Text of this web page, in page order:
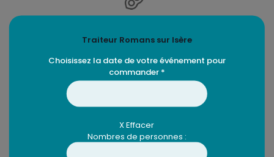
Soja
Produits similaires
Traiteur Romans sur Isère
Choisissez la date de votre événement pour
commander *
X Effacer
Nombres de personnes :